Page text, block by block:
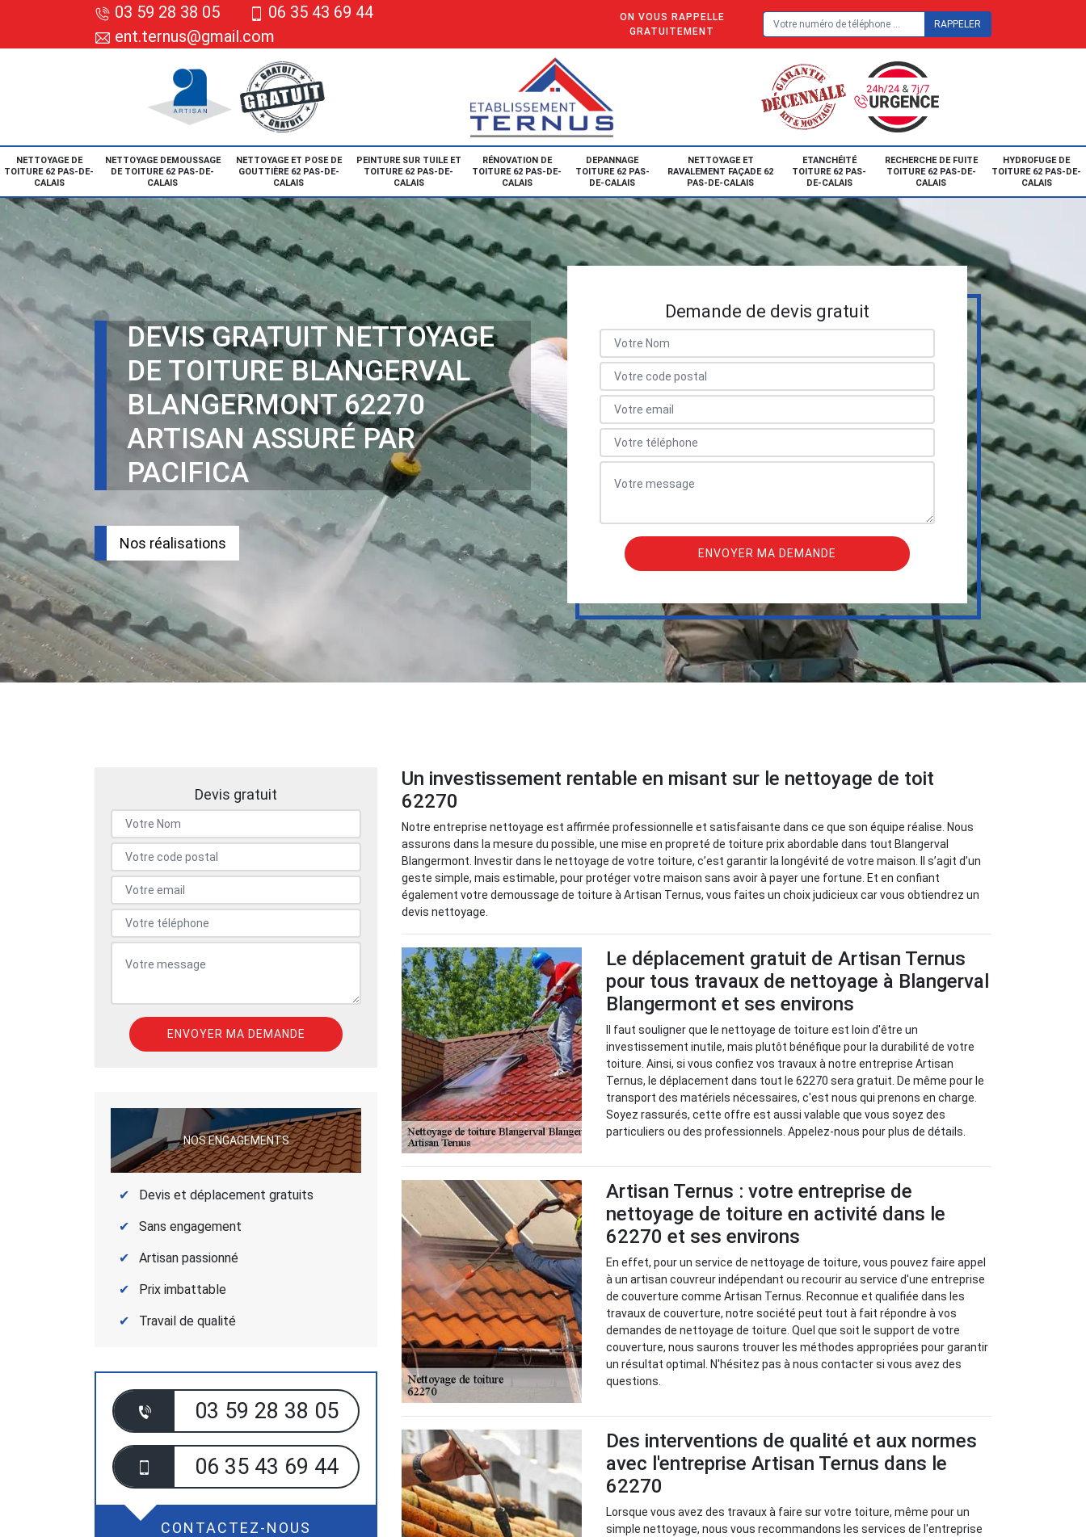
03 59 28 38 05
06 35 43 69 44
ent.ternus@gmail.com
ON VOUS RAPPELLE
GRATUITEMENT
NETTOYAGE DE
TOITURE 62 PAS-DE-
CALAIS
NETTOYAGE DEMOUSSAGE
DE TOITURE 62 PAS-DE-
CALAIS
NETTOYAGE ET POSE DE
GOUTTIÈRE 62 PAS-DE-
CALAIS
PEINTURE SUR TUILE ET
TOITURE 62 PAS-DE-
CALAIS
RÉNOVATION DE
TOITURE 62 PAS-DE-
CALAIS
DEPANNAGE
TOITURE 62 PAS-
DE-CALAIS
NETTOYAGE ET
RAVALEMENT FAÇADE 62
PAS-DE-CALAIS
ETANCHÉITÉ
TOITURE 62 PAS-
DE-CALAIS
RECHERCHE DE FUITE
TOITURE 62 PAS-DE-
CALAIS
HYDROFUGE DE
TOITURE 62 PAS-DE-
CALAIS
DEVIS GRATUIT NETTOYAGE
DE TOITURE BLANGERVAL
BLANGERMONT 62270
ARTISAN ASSURÉ PAR
PACIFICA
Nos réalisations
Demande de devis gratuit
Devis gratuit
NOS ENGAGEMENTS
Devis et déplacement gratuits
Sans engagement
Artisan passionné
Prix imbattable
Travail de qualité
03 59 28 38 05
06 35 43 69 44
CONTACTEZ-NOUS
Un investissement rentable en misant sur le nettoyage de toit
62270
Notre entreprise nettoyage est affirmée professionnelle et satisfaisante dans ce que son équipe réalise. Nous
assurons dans la mesure du possible, une mise en propreté de toiture prix abordable dans tout Blangerval
Blangermont. Investir dans le nettoyage de votre toiture, c’est garantir la longévité de votre maison. Il s’agit d’un
geste simple, mais estimable, pour protéger votre maison sans avoir à payer une fortune. Et en confiant
également votre demoussage de toiture à Artisan Ternus, vous faites un choix judicieux car vous obtiendrez un
devis nettoyage.
Le déplacement gratuit de Artisan Ternus
pour tous travaux de nettoyage à Blangerval
Blangermont et ses environs
Il faut souligner que le nettoyage de toiture est loin d'être un
investissement inutile, mais plutôt bénéfique pour la durabilité de votre
toiture. Ainsi, si vous confiez vos travaux à notre entreprise Artisan
Ternus, le déplacement dans tout le 62270 sera gratuit. De même pour le
transport des matériels nécessaires, c'est nous qui prenons en charge.
Soyez rassurés, cette offre est aussi valable que vous soyez des
particuliers ou des professionnels. Appelez-nous pour plus de détails.
Artisan Ternus : votre entreprise de
nettoyage de toiture en activité dans le
62270 et ses environs
En effet, pour un service de nettoyage de toiture, vous pouvez faire appel
à un artisan couvreur indépendant ou recourir au service d'une entreprise
de couverture comme Artisan Ternus. Reconnue et qualifiée dans les
travaux de couverture, notre société peut tout à fait répondre à vos
demandes de nettoyage de toiture. Quel que soit le support de votre
couverture, nous saurons trouver les méthodes appropriées pour garantir
un résultat optimal. N'hésitez pas à nous contacter si vous avez des
questions.
Des interventions de qualité et aux normes
avec l'entreprise Artisan Ternus dans le
62270
Lorsque vous avez des travaux à faire sur votre toiture, même pour un
simple nettoyage, nous vous recommandons les services de l'entreprise